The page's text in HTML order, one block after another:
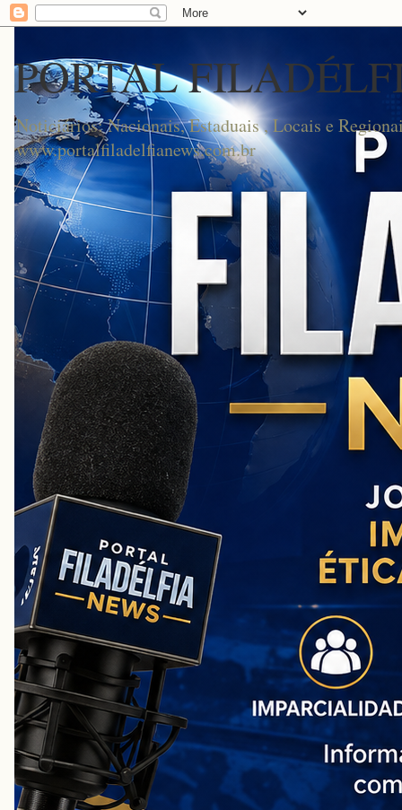
PORTAL
Noticiários: Nacionais, Estaduais , Locais e
www.portalfiladelfianews.com.br